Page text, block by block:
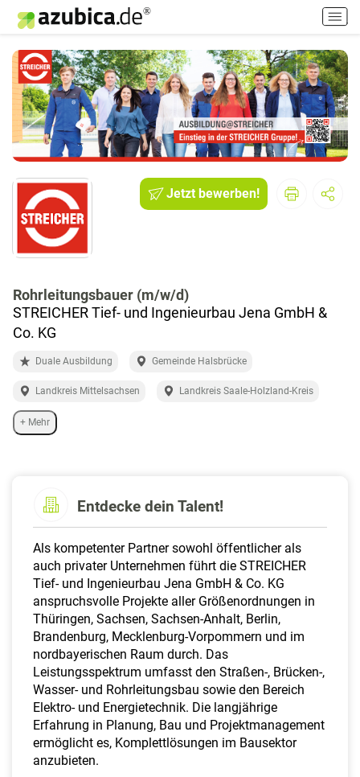
H
a
u
p
t
m
e
n
ü
i
s
Jetzt bewerben!
Rohrleitungsbauer (m/w/d)
STREICHER Tief- und Ingenieurbau Jena GmbH &
Co. KG
Duale Ausbildung Gemeinde Halsbrücke
Landkreis Mittelsachsen Landkreis Saale-Holzland-Kreis
+ Mehr
Entdecke dein Talent!
Als kompetenter Partner sowohl öffentlicher als
auch privater Unternehmen führt die STREICHER
Tief- und Ingenieurbau Jena GmbH & Co. KG
anspruchsvolle Projekte aller Größenordnungen in
Thüringen, Sachsen, Sachsen-Anhalt, Berlin,
Brandenburg, Mecklenburg-Vorpommern und im
nordbayerischen Raum durch. Das
Leistungsspektrum umfasst den Straßen-, Brücken-,
Wasser- und Rohrleitungsbau sowie den Bereich
Elektro- und Energietechnik. Die langjährige
Erfahrung in Planung, Bau und Projektmanagement
ermöglicht es, Komplettlösungen im Bausektor
anzubieten.